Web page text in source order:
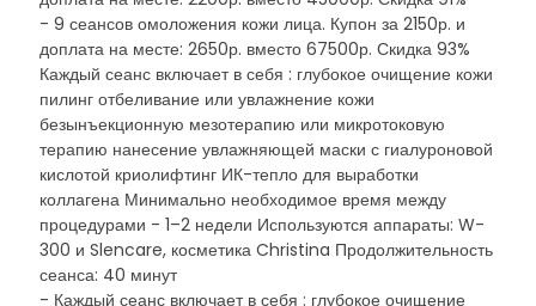
- 9 сеансов омоложения кожи лица. Купон за 2150р. и
доплата на месте: 2650р. вместо 67500р. Скидка 93%
Каждый сеанс включает в себя : глубокое очищение кожи
пилинг отбеливание или увлажнение кожи
безынъекционную мезотерапию или микротоковую
терапию нанесение увлажняющей маски с гиалуроновой
кислотой криолифтинг ИК-тепло для выработки
коллагена Минимально необходимое время между
процедурами - 1–2 недели Используются аппараты: W-
300 и Slencare, косметика Christina Продолжительность
сеанса: 40 минут
- Каждый сеанс включает в себя : глубокое очищение